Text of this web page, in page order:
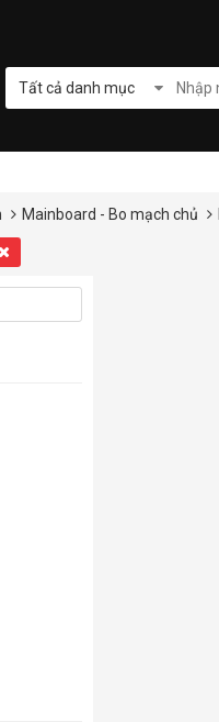
Tất cả danh mục
Mainboard - Bo mạch chủ